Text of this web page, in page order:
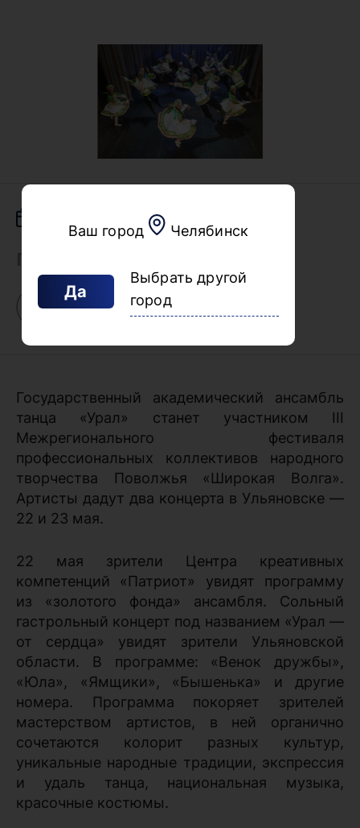
Ваш город Челябинск
Да
Выбрать другой
город
Государственный академический ансамбль
танца «Урал» станет участником III
Межрегионального фестиваля
профессиональных коллективов народного
творчества Поволжья «Широкая Волга».
Артисты дадут два концерта в Ульяновске —
22 и 23 мая.
22 мая зрители Центра креативных
компетенций «Патриот» увидят программу
из «золотого фонда» ансамбля. Сольный
гастрольный концерт под названием «Урал —
от сердца» увидят зрители Ульяновской
области. В программе: «Венок дружбы»,
«Юла», «Ямщики», «Бышенька» и другие
номера. Программа покоряет зрителей
мастерством артистов, в ней органично
сочетаются колорит разных культур,
уникальные народные традиции, экспрессия
и удаль танца, национальная музыка,
красочные костюмы.